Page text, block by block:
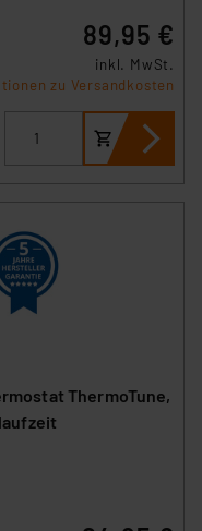
89,95 €
inkl. MwSt.
zu Versandkosten
ThermoTune,